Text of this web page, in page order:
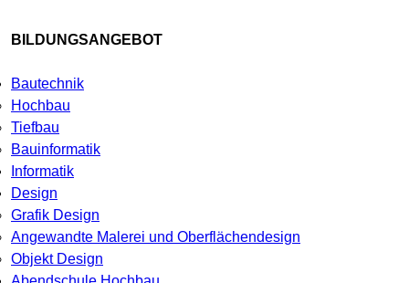
BILDUNGSANGEBOT
Bautechnik
Hochbau
Tiefbau
Bauinformatik
Informatik
Design
Grafik Design
Angewandte Malerei und Oberflächendesign
Objekt Design